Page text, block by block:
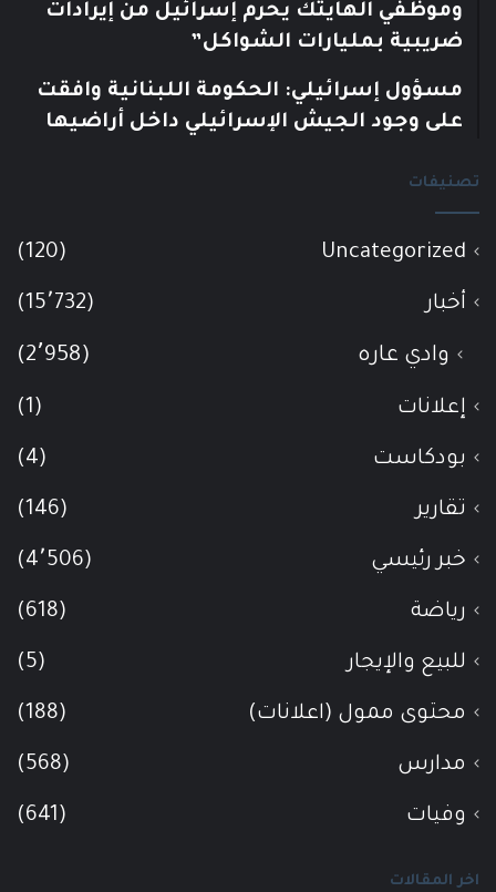
وموظفي الهايتك يحرم إسرائيل من إيرادات
ضريبية بمليارات الشواكل”
مسؤول إسرائيلي: الحكومة اللبنانية وافقت
على وجود الجيش الإسرائيلي داخل أراضيها
تصنيفات
Uncategorized
(120)
أخبار (15٬732)
وادي عاره (2٬958)
إعلانات (1)
بودكاست (4)
تقارير (146)
خبر رئيسي (4٬506)
رياضة (618)
للبيع والإيجار (5)
محتوى ممول (اعلانات) (188)
مدارس (568)
وفيات (641)
اخر المقالات